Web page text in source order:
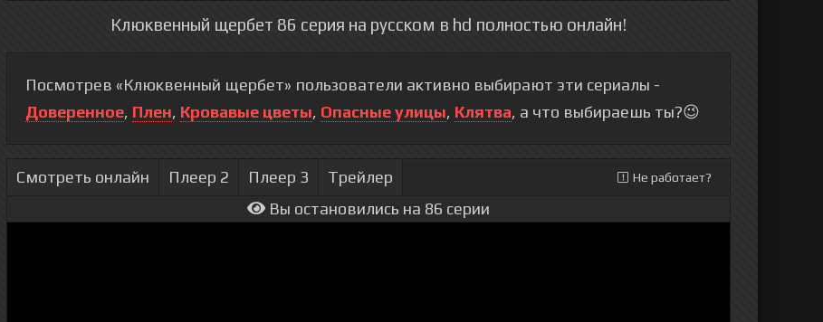
Клюквенный щербет 86 серия на русском в hd полностью онлайн!
Посмотрев «Клюквенный щербет» пользователи активно выбирают эти сериалы -
Доверенное, Плен, Кровавые цветы, Опасные улицы, Клятва, а что выбираешь ты?😉
Смотреть онлайн Плеер 2 Плеер 3 Трейлер Не работает?
Вы остановились на 86 серии